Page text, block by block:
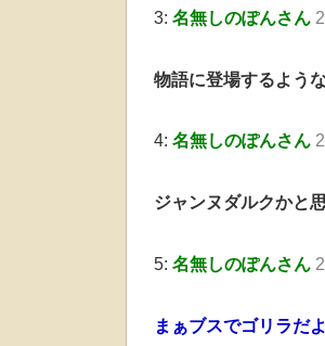
3: 名無しのぽんさん
物語に登場するよう
4: 名無しのぽんさん
ジャンヌダルクかと
5: 名無しのぽんさん
まぁブスでゴリラだ